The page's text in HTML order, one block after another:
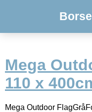
Mega
110 x
Mega Outdoor